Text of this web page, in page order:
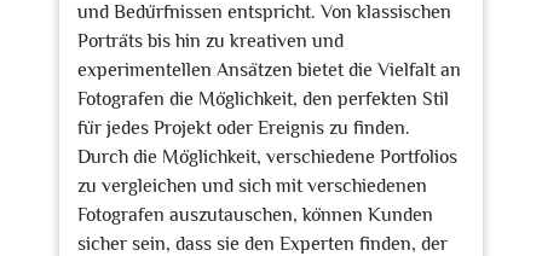
und Bedürfnissen entspricht. Von klassischen
Porträts bis hin zu kreativen und
experimentellen Ansätzen bietet die Vielfalt an
Fotografen die Möglichkeit, den perfekten Stil
für jedes Projekt oder Ereignis zu finden.
Durch die Möglichkeit, verschiedene Portfolios
zu vergleichen und sich mit verschiedenen
Fotografen auszutauschen, können Kunden
sicher sein, dass sie den Experten finden, der